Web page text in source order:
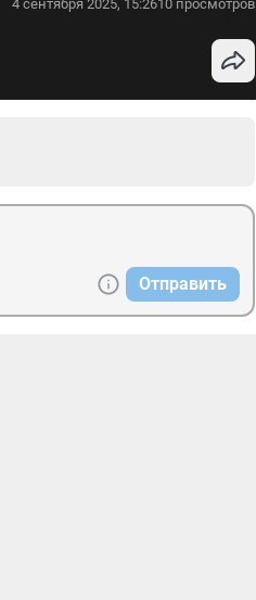
4 сентября 2025, 15:2610 просмотров
Отправить